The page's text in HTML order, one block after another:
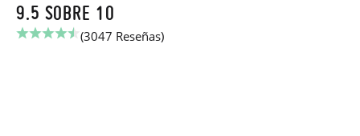
9.5 SOBRE 10
(3047 Reseñas)